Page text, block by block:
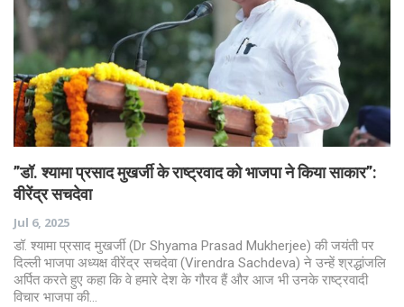
”डॉ. श्यामा प्रसाद मुखर्जी के राष्ट्रवाद को भाजपा ने किया साकार”:
वीरेंद्र सचदेवा
Jul 6, 2025
डॉ. श्यामा प्रसाद मुखर्जी (Dr Shyama Prasad Mukherjee) की जयंती पर
दिल्ली भाजपा अध्यक्ष वीरेंद्र सचदेवा (Virendra Sachdeva) ने उन्हें श्रद्धांजलि
अर्पित करते हुए कहा कि वे हमारे देश के गौरव हैं और आज भी उनके राष्ट्रवादी
विचार भाजपा की…